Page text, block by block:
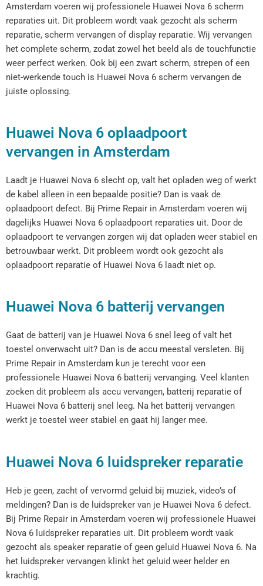
Amsterdam voeren wij professionele Huawei Nova 6 scherm
reparaties uit. Dit probleem wordt vaak gezocht als scherm
reparatie, scherm vervangen of display reparatie. Wij vervangen
het complete scherm, zodat zowel het beeld als de touchfunctie
weer perfect werken. Ook bij een zwart scherm, strepen of een
niet-werkende touch is Huawei Nova 6 scherm vervangen de
juiste oplossing.
Huawei Nova 6 oplaadpoort
vervangen in Amsterdam
Laadt je Huawei Nova 6 slecht op, valt het opladen weg of werkt
de kabel alleen in een bepaalde positie? Dan is vaak de
oplaadpoort defect. Bij Prime Repair in Amsterdam voeren wij
dagelijks Huawei Nova 6 oplaadpoort reparaties uit. Door de
oplaadpoort te vervangen zorgen wij dat opladen weer stabiel en
betrouwbaar werkt. Dit probleem wordt ook gezocht als
oplaadpoort reparatie of Huawei Nova 6 laadt niet op.
Huawei Nova 6 batterij vervangen
Gaat de batterij van je Huawei Nova 6 snel leeg of valt het
toestel onverwacht uit? Dan is de accu meestal versleten. Bij
Prime Repair in Amsterdam kun je terecht voor een
professionele Huawei Nova 6 batterij vervanging. Veel klanten
zoeken dit probleem als accu vervangen, batterij reparatie of
Huawei Nova 6 batterij snel leeg. Na het batterij vervangen
werkt je toestel weer stabiel en gaat hij langer mee.
Huawei Nova 6 luidspreker reparatie
Heb je geen, zacht of vervormd geluid bij muziek, video’s of
meldingen? Dan is de luidspreker van je Huawei Nova 6 defect.
Bij Prime Repair in Amsterdam voeren wij professionele Huawei
Nova 6 luidspreker reparaties uit. Dit probleem wordt vaak
gezocht als speaker reparatie of geen geluid Huawei Nova 6. Na
het luidspreker vervangen klinkt het geluid weer helder en
krachtig.